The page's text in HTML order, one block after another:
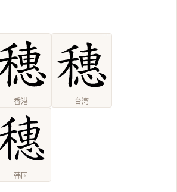
香港 台湾
韩国